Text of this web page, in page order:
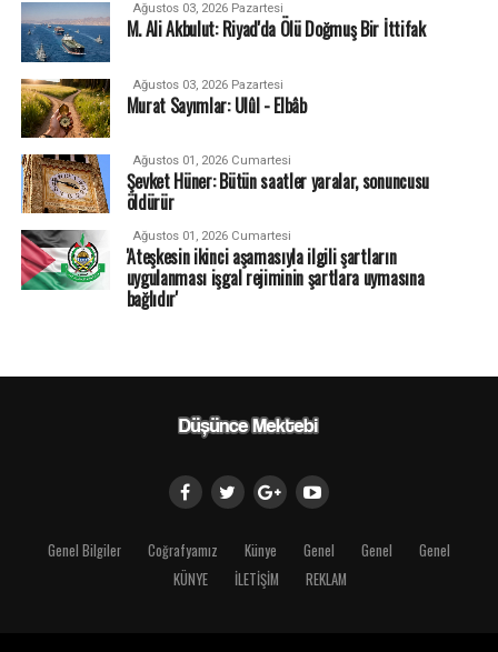
Ağustos 03, 2026 Pazartesi
M. Ali Akbulut: Riyad'da Ölü Doğmuş Bir İttifak
Ağustos 03, 2026 Pazartesi
Murat Sayımlar: Ulûl - Elbâb
Ağustos 01, 2026 Cumartesi
Şevket Hüner: Bütün saatler yaralar, sonuncusu
öldürür
Ağustos 01, 2026 Cumartesi
'Ateşkesin ikinci aşamasıyla ilgili şartların
uygulanması işgal rejiminin şartlara uymasına
bağlıdır'
Genel Bilgiler Coğrafyamız Künye Genel Genel
Genel
KÜNYE
İLETİŞİM REKLAM